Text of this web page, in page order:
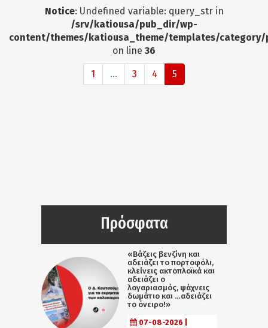
Notice: Undefined variable: query_str in
/srv/katiousa/pub_dir/wp-
content/themes/katiousa_theme/templates/
on line 36
1 ... 3 4 5
Πρόσφατα
«Βάζεις βενζίνη και
αδειάζει το πορτοφόλι,
κλείνεις ακτοπλοϊκά και
αδειάζει ο
λογαριασμός, ψάχνεις
δωμάτιο και …αδειάζει
το όνειρο!»
07-08-2026 |